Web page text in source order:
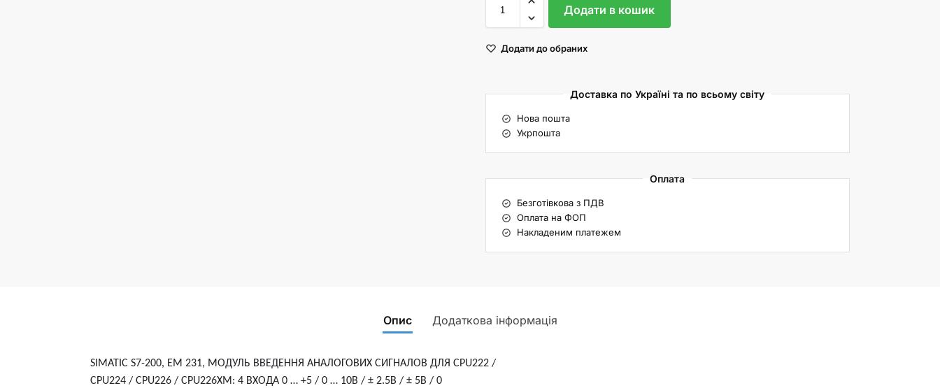
Додати в кошик
Додати до обраних
Доставка по Україні та по всьому світу
Нова пошта
Укрпошта
Оплата
Безготівкова з ПДВ
Оплата на ФОП
Накладеним платежем
Опис Додаткова інформація
SIMATIC S7-200, EM 231, МОДУЛЬ ВВЕДЕННЯ АНАЛОГОВИХ СИГНАЛОВ ДЛЯ CPU222 /
CPU224 / CPU226 / CPU226XM: 4 ВХОДА 0 … +5 / 0 … 10В / ± 2.5В / ± 5В / 0